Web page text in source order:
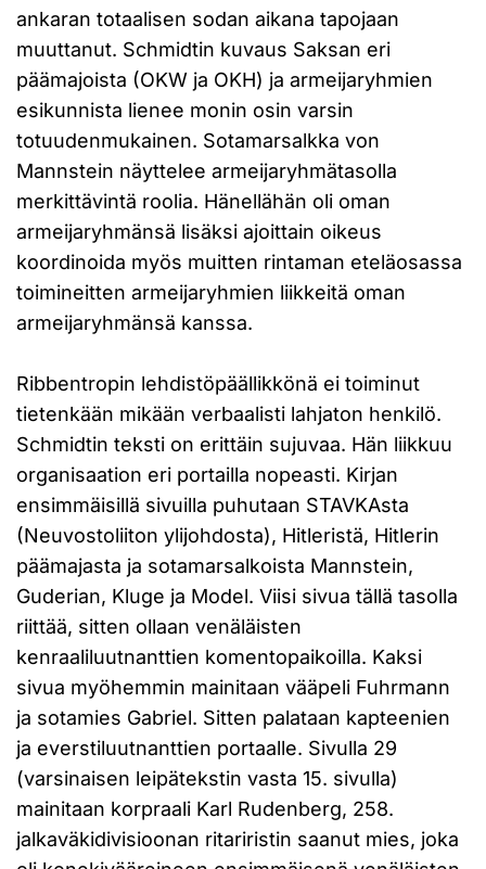
ankaran totaalisen sodan aikana tapojaan
muuttanut. Schmidtin kuvaus Saksan eri
päämajoista (OKW ja OKH) ja armeijaryhmien
esikunnista lienee monin osin varsin
totuudenmukainen. Sotamarsalkka von
Mannstein näyttelee armeijaryhmätasolla
merkittävintä roolia. Hänellähän oli oman
armeijaryhmänsä lisäksi ajoittain oikeus
koordinoida myös muitten rintaman eteläosassa
toimineitten armeijaryhmien liikkeitä oman
armeijaryhmänsä kanssa.
Ribbentropin lehdistöpäällikkönä ei toiminut
tietenkään mikään verbaalisti lahjaton henkilö.
Schmidtin teksti on erittäin sujuvaa. Hän liikkuu
organisaation eri portailla nopeasti. Kirjan
ensimmäisillä sivuilla puhutaan STAVKAsta
(Neuvostoliiton ylijohdosta), Hitleristä, Hitlerin
päämajasta ja sotamarsalkoista Mannstein,
Guderian, Kluge ja Model. Viisi sivua tällä tasolla
riittää, sitten ollaan venäläisten
kenraaliluutnanttien komentopaikoilla. Kaksi
sivua myöhemmin mainitaan vääpeli Fuhrmann
ja sotamies Gabriel. Sitten palataan kapteenien
ja everstiluutnanttien portaalle. Sivulla 29
(varsinaisen leipätekstin vasta 15. sivulla)
mainitaan korpraali Karl Rudenberg, 258.
jalkaväkidivisioonan ritariristin saanut mies, joka